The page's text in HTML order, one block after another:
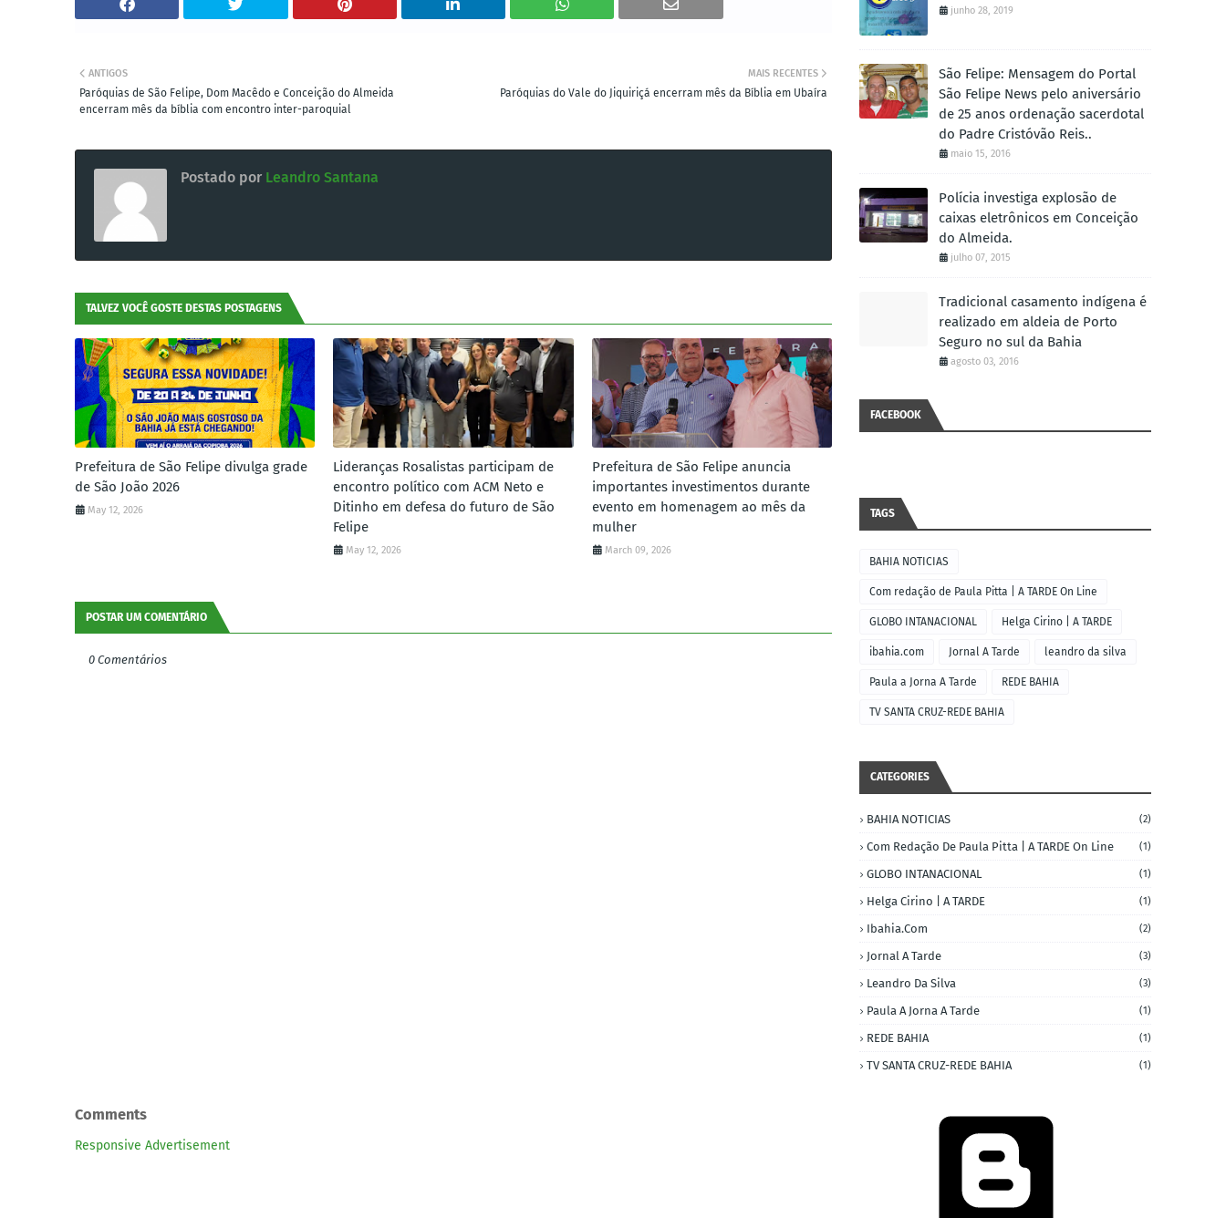
MAIS RECENTES
Paróquias do Vale do Jiquiriçá encerram mês da Bíblia em Ubaíra
ANTIGOS
Paróquias de São Felipe, Dom Macêdo e Conceição do Almeida
encerram mês da bíblia com encontro inter-paroquial
Postado por Leandro Santana
TALVEZ VOCÊ GOSTE DESTAS POSTAGENS
Prefeitura de São Felipe divulga grade
de São João 2026
May 12, 2026
Lideranças Rosalistas participam de
encontro político com ACM Neto e
Ditinho em defesa do futuro de São
Felipe
May 12, 2026
Prefeitura de São Felipe anuncia
importantes investimentos durante
evento em homenagem ao mês da
mulher
March 09, 2026
POSTAR UM COMENTÁRIO
0 Comentários
Comments
Responsive Advertisement
junho 28, 2019
São Felipe: Mensagem do Portal
São Felipe News pelo aniversário
de 25 anos ordenação sacerdotal
do Padre Cristóvão Reis..
maio 15, 2016
Polícia investiga explosão de
caixas eletrônicos em Conceição
do Almeida.
julho 07, 2015
Tradicional casamento indígena é
realizado em aldeia de Porto
Seguro no sul da Bahia
agosto 03, 2016
FACEBOOK
TAGS
BAHIA NOTICIAS
Com redação de Paula Pitta | A TARDE On Line
GLOBO INTANACIONAL Helga Cirino | A TARDE
ibahia.com Jornal A Tarde leandro da silva
Paula a Jorna A Tarde REDE BAHIA
TV SANTA CRUZ-REDE BAHIA
CATEGORIES
BAHIA NOTICIAS (2)
Com Redação De Paula Pitta | A TARDE On Line (1)
GLOBO INTANACIONAL (1)
Helga Cirino | A TARDE (1)
Ibahia.com (2)
Jornal A Tarde (3)
Leandro Da Silva (3)
Paula A Jorna A Tarde (1)
REDE BAHIA (1)
TV SANTA CRUZ-REDE BAHIA (1)